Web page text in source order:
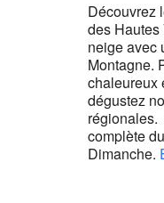
Découvrez
des Hautes
neige avec
Montagne.
chaleureux
dégustez
complète
Dimanche.